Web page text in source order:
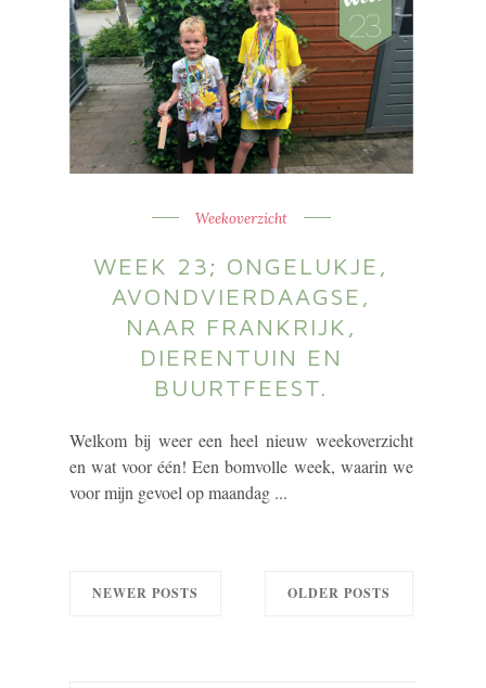
Weekoverzicht
WEEK 23; ONGELUKJE,
AVONDVIERDAAGSE,
NAAR FRANKRIJK,
DIERENTUIN EN
BUURTFEEST.
Welkom bij weer een heel nieuw weekoverzicht
en wat voor één! Een bomvolle week, waarin we
voor mijn gevoel op maandag ...
NEWER POSTS OLDER POSTS